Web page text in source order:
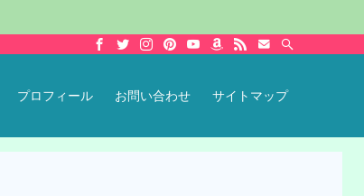
プロフィール お問い合わせ サイトマップ